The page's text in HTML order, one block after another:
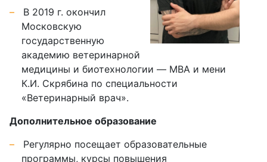
В 2019 г. окончил
Московскую
государственную
академию ветеринарной
медицины и биотехнологии — MBA и мени
К.И. Скрябина по специальности
«Ветеринарный врач».
Дополнительное образование
Регулярно посещает образовательные
программы, курсы повышения